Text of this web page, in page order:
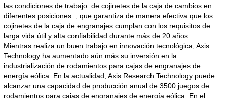
las condiciones de trabajo. de cojinetes de la caja de cambios en
diferentes posiciones. , que garantiza de manera efectiva que los
cojinetes de la caja de engranajes cumplan con los requisitos de
larga vida útil y alta confiabilidad durante más de 20 años.
Mientras realiza un buen trabajo en innovación tecnológica, Axis
Technology ha aumentado aún más su inversión en la
industrialización de rodamientos para cajas de engranajes de
energía eólica. En la actualidad, Axis Research Technology puede
alcanzar una capacidad de producción anual de 3500 juegos de
rodamientos para cajas de engranajes de energía eólica. En el